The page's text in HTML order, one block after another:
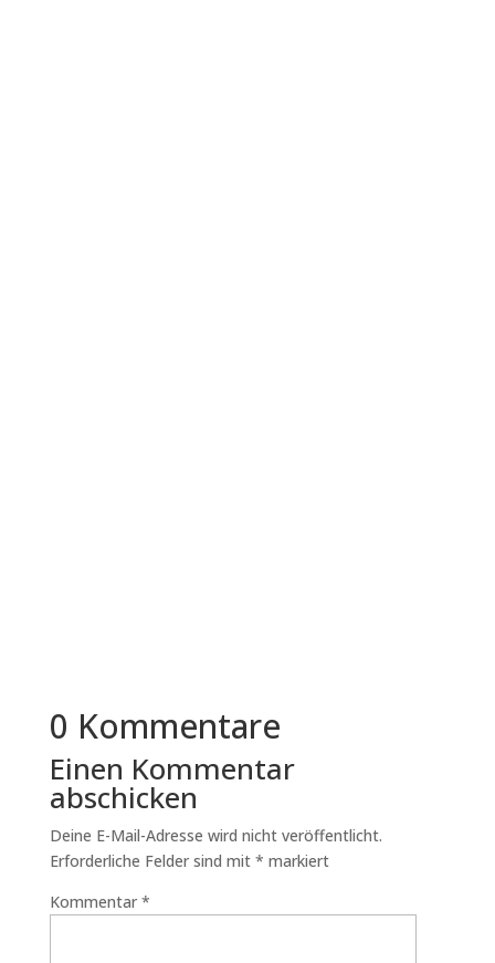
0 Kommentare
Einen Kommentar
abschicken
Deine E-Mail-Adresse wird nicht veröffentlicht.
Erforderliche Felder sind mit * markiert
Kommentar *